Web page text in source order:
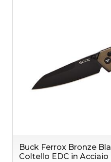
Buck Ferrox Bronze
Coltello EDC in Acciaio